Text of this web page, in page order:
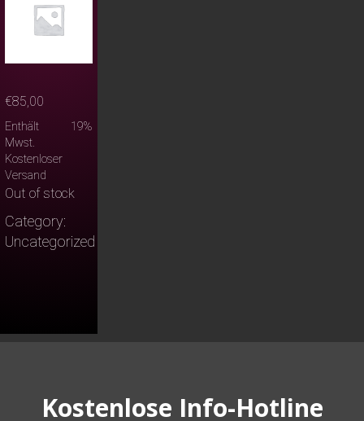
€85,00
Enthält 19%
Mwst.
Kostenloser
Versand
Out of stock
Category:
Uncategorized
Kostenlose Info-Hotline